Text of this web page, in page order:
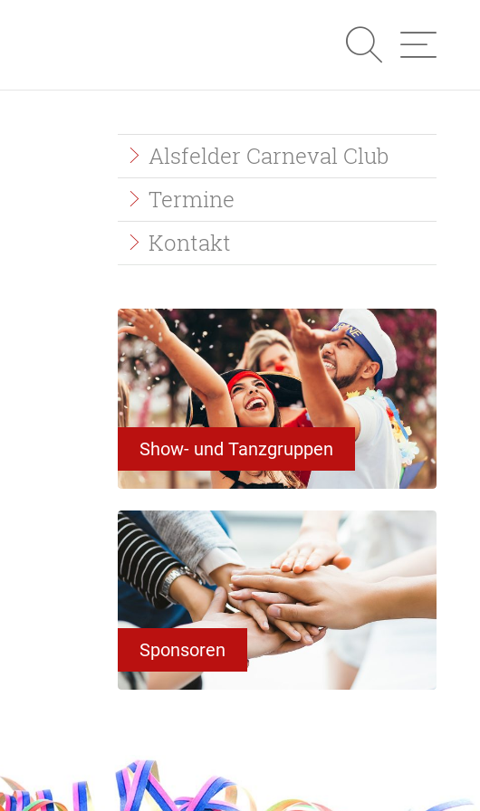
Quicklinks
Alsfelder Carneval Club
Termine
Kontakt
Show- und Tanzgruppen
Sponsoren